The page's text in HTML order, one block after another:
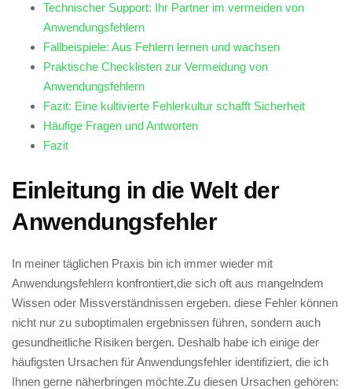
Technischer Support: Ihr Partner im vermeiden​ von
Anwendungsfehlern
Fallbeispiele: Aus ⁤Fehlern lernen‌ und wachsen
Praktische Checklisten⁣ zur Vermeidung von⁣
Anwendungsfehlern
Fazit: Eine kultivierte Fehlerkultur‍ schafft ‍Sicherheit
Häufige Fragen​ und Antworten
Fazit
Einleitung in die Welt‍ der
Anwendungsfehler
In meiner‍ täglichen Praxis‌ bin ich immer wieder mit⁢
Anwendungsfehlern konfrontiert,die sich oft ‍aus mangelndem
Wissen ⁤oder Missverständnissen ergeben. diese Fehler können
nicht nur ‍zu suboptimalen ‍ergebnissen führen, sondern auch
gesundheitliche Risiken bergen. Deshalb ​habe ich ‍einige der
häufigsten ⁢Ursachen für Anwendungsfehler​ identifiziert, ‍die ich
Ihnen gerne näherbringen möchte.Zu⁤ diesen Ursachen gehören: